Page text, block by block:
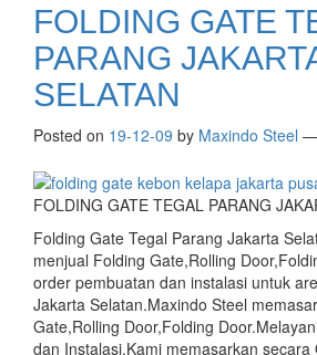
FOLDING GATE
PARANG
SELATAN
Posted on 19-12-09 by Maxindo Steel —
FOLDING GATE TEGAL PARANG
Folding Gate Tegal Parang Jakarta
menjual Folding Gate,Rolling
order pembuatan dan instalasi untuk
Jakarta Selatan.Maxindo Steel
Gate,Rolling Door,Folding
dan Instalasi,Kami memasarkan secara